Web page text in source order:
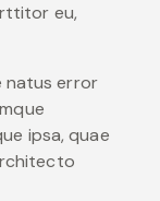
eu,
natus error
ipsa, quae